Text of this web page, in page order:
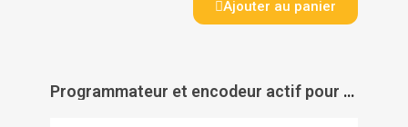
Ajouter au panier
Programmateur et encodeur actif pour cylindres et garnitures à transpondeur - SIMONS VOSS